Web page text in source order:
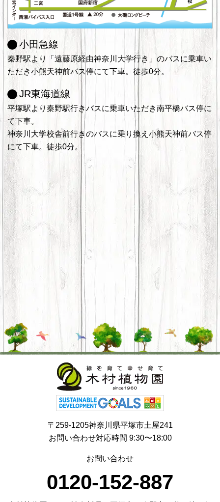
小田急線
秦野駅より「遠藤原経由神奈川大学行き」のバスに乗車い
ただき小熊天神前バス停にて下車。徒歩0分。
JR東海道線
平塚駅より秦野駅行きバスに乗車いただき南平橋バス停に
て下車。
神奈川大学校舎前行きのバスに乗り換え小熊天神前バス停
にて下車。徒歩0分。
〒259-1205神奈川県平塚市土屋241
お問い合わせ対応時間 9:30〜18:00
お問い合わせ
0120-152-887